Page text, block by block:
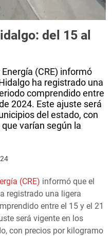
del 15 al
(CRE) informó
ha registrado una
comprendido entre
2024. Este ajuste será
del estado, con
varían según la
(CRE) informó que el
registrado una ligera
entre el 15 y el 21
será vigente en los
con precios por kilogramo